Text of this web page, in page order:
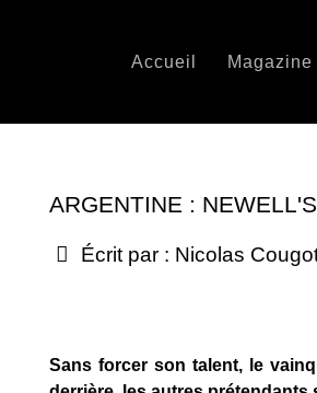
Accueil Magazine
ARGENTINE :
Écrit par : Nicolas
Sans forcer son talent, le